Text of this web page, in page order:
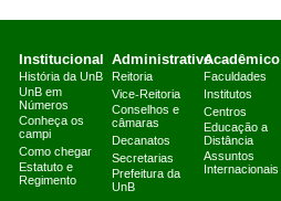
Institucional
História da UnB
UnB em
Números
Conheça os
campi
Como chegar
Estatuto e
Regimento
Administrativo
Reitoria
Vice-Reitoria
Conselhos e
câmaras
Decanatos
Secretarias
Prefeitura da
UnB
Acadêmico
Faculdades
Institutos
Centros
Educação a
Distância
Assuntos
Internacionais